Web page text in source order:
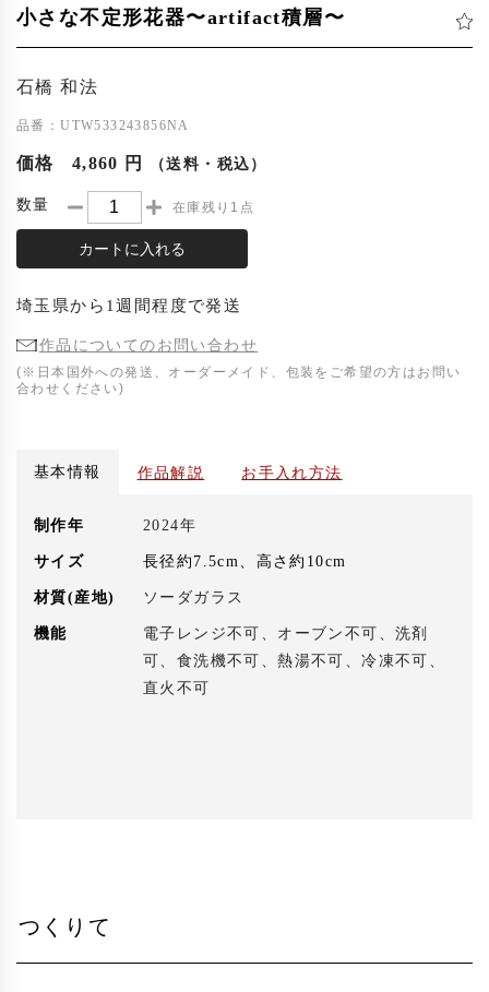
小さな不定形花器〜artifact積層〜
石橋 和法
品番：UTW533243856NA
価格 4,860 円 （送料・税込）
数量 在庫残り1点
カートに入れる
埼玉県から 1週間程度で発送
作品についてのお問い合わせ
(※日本国外への発送、オーダーメイド、包装をご希望の方はお問い
合わせください)
基本情報 作品解説 お手入れ方法
制作年 2024年
サイズ 長径約7.5cm、高さ約10cm
材質(産地) ソーダガラス
機能
電子レンジ不可、オーブン不可、洗剤
可、食洗機不可、熱湯不可、冷凍不可、
直火不可
つくりて